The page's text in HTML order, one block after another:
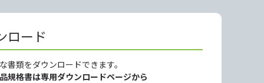
ロード
書類をダウンロードできます。
規格書は専用ダウンロードページから